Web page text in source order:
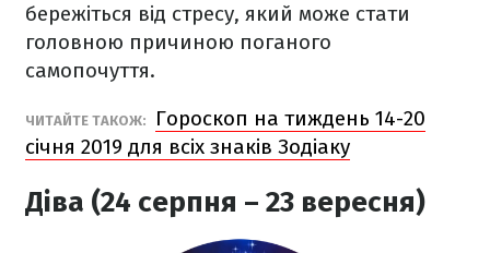
бережіться від стресу, який може стати
головною причиною поганого
самопочуття.
ЧИТАЙТЕ ТАКОЖ:
Гороскоп на тиждень 14-20
січня 2019 для всіх знаків Зодіаку
Діва (24 серпня – 23 вересня)